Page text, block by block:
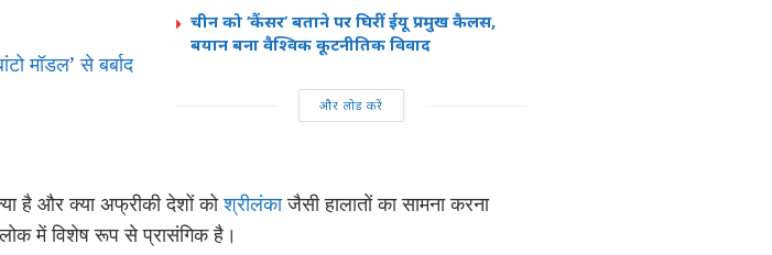
चीन को ‘कैंसर’ बताने पर घिरीं ईयू प्रमुख कैलस,
बयान बना वैश्विक कूटनीतिक विवाद
और लोड करें
मॉडल’ से बर्बाद
है और क्या अफ्रीकी देशों कोश्रीलंकाजैसी हालातों का सामना करना
में विशेष रूप से प्रासंगिक है।